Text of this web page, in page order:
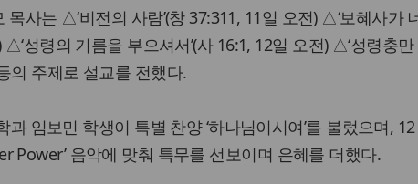
사는 △‘비전의 사람’(창 37:311, 11일 오전) △‘보혜사가
△‘성령의 기름을 부으셔서’(사 16:1, 12일 오전) △‘성령충만
의 주제로 설교를 전했다.
임보민 학생이 특별 찬양 ‘하나님이시여’를 불렀으며, 12
Power’ 음악에 맞춰 특무를 선보이며 은혜를 더했다.